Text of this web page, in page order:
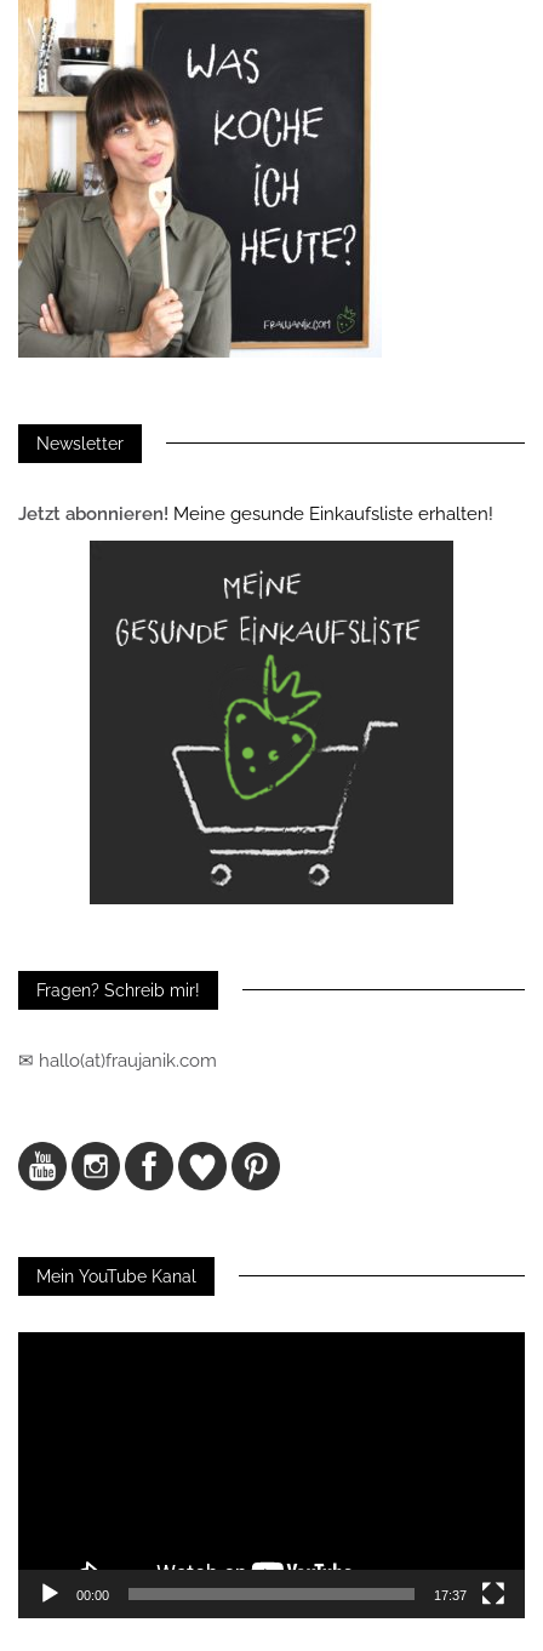
Newsletter
Jetzt abonnieren! Meine gesunde Einkaufsliste erhalten!
Fragen? Schreib mir!
✉ hallo(at)fraujanik.com
Mein YouTube Kanal
00:00 17:37